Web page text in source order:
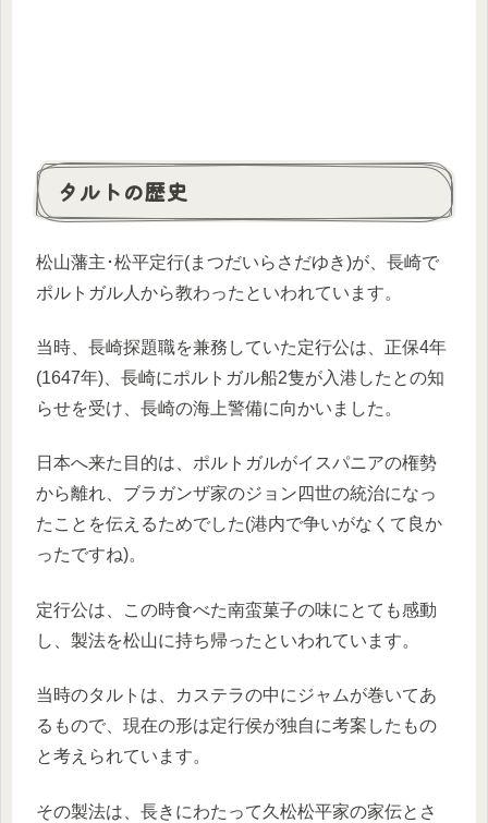
タルトの歴史
松山藩主･松平定行(まつだいらさだゆき)が、長崎で
ポルトガル人から教わったといわれています。
当時、長崎探題職を兼務していた定行公は、正保4年
(1647年)、長崎にポルトガル船2隻が入港したとの知
らせを受け、長崎の海上警備に向かいました。
日本へ来た目的は、ポルトガルがイスパニアの権勢
から離れ、ブラガンザ家のジョン四世の統治になっ
たことを伝えるためでした(港内で争いがなくて良か
ったですね)。
定行公は、この時食べた南蛮菓子の味にとても感動
し、製法を松山に持ち帰ったといわれています。
当時のタルトは、カステラの中にジャムが巻いてあ
るもので、現在の形は定行侯が独自に考案したもの
と考えられています。
その製法は、長きにわたって久松松平家の家伝とさ